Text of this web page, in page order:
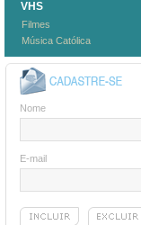
VHS
Filmes
Música Católica
Nome
E-mail